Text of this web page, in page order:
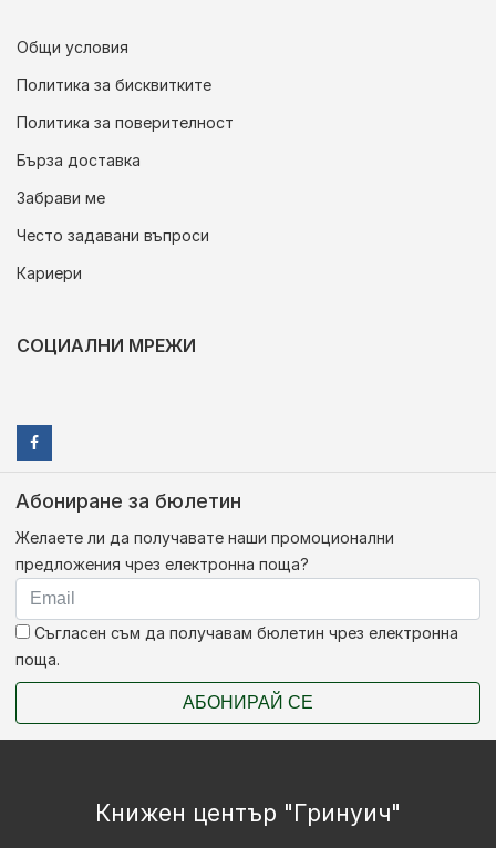
Общи условия
Политика за бисквитките
Политика за поверителност
Бърза доставка
Забрави ме
Често задавани въпроси
Кариери
СОЦИАЛНИ МРЕЖИ
Абониране за бюлетин
Желаете ли да получавате наши промоционални
предложения чрез електронна поща?
Съгласен съм да получавам бюлетин чрез електронна
поща.
АБОНИРАЙ СЕ
Книжен център "Гринуич"